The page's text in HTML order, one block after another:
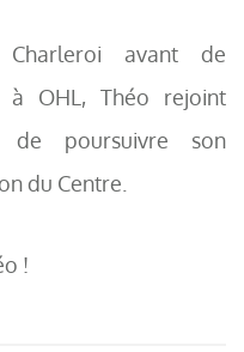
avant de
à OHL, Théo rejoint
poursuivre son
du Centre.
!